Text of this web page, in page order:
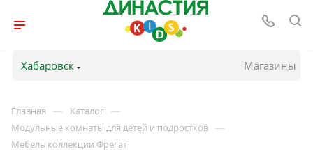
Хабаровск Магазины
Главная — Каталог —
Модульные комнаты для детей и подростков —
Мебель коллекции Фрегат